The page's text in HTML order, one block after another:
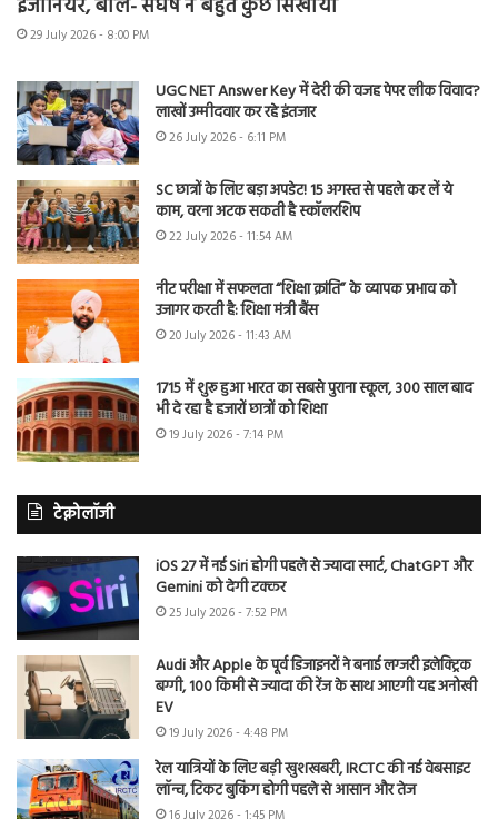
इंजीनियर, बोले- संघर्ष ने बहुत कुछ सिखाया
29 July 2026 - 8:00 PM
UGC NET Answer Key में देरी की वजह पेपर लीक विवाद?
लाखों उम्मीदवार कर रहे इंतजार
26 July 2026 - 6:11 PM
SC छात्रों के लिए बड़ा अपडेट! 15 अगस्त से पहले कर लें ये
काम, वरना अटक सकती है स्कॉलरशिप
22 July 2026 - 11:54 AM
नीट परीक्षा में सफलता “शिक्षा क्रांति” के व्यापक प्रभाव को
उजागर करती है: शिक्षा मंत्री बैंस
20 July 2026 - 11:43 AM
1715 में शुरू हुआ भारत का सबसे पुराना स्कूल, 300 साल बाद
भी दे रहा है हजारों छात्रों को शिक्षा
19 July 2026 - 7:14 PM
टेक्नोलॉजी
iOS 27 में नई Siri होगी पहले से ज्यादा स्मार्ट, ChatGPT और
Gemini को देगी टक्कर
25 July 2026 - 7:52 PM
Audi और Apple के पूर्व डिजाइनरों ने बनाई लग्जरी इलेक्ट्रिक
बग्गी, 100 किमी से ज्यादा की रेंज के साथ आएगी यह अनोखी
EV
19 July 2026 - 4:48 PM
रेल यात्रियों के लिए बड़ी खुशखबरी, IRCTC की नई वेबसाइट
लॉन्च, टिकट बुकिंग होगी पहले से आसान और तेज